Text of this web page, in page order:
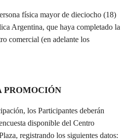
física mayor de dieciocho (18)
Argentina, que haya completado la
comercial (en adelante los
PROMOCIÓN
los Participantes deberán
disponible del Centro
registrando los siguientes datos: